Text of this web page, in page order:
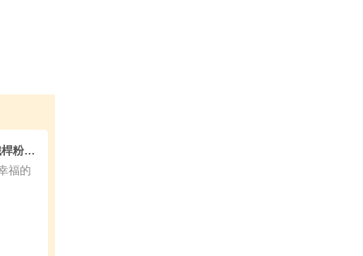
狗狗食欲不振怎麼辦,鐵桿粉絲現身好狗狗展區
福的